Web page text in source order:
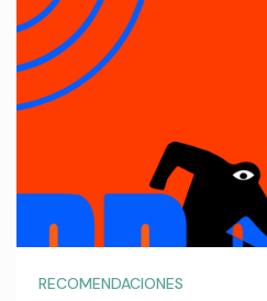
RECOMENDACIONES